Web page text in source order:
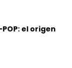
el origen